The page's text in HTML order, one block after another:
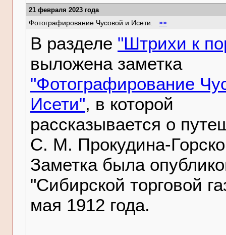
21 февраля 2023 года
Фотографирование Чусовой и Исети. »»
В разделе "Штрихи к
выложена заметка
"Фотографирование
Исети", в которой
рассказывается о
С. М. Прокудина-
Заметка была
"Сибирской торговой
мая 1912 года.